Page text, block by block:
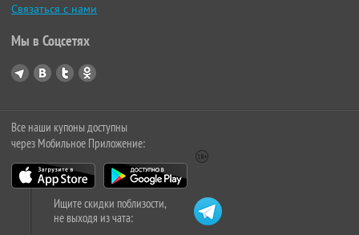
Связаться с нами
Мы в Соцсетях
Все наши купоны доступны
через Мобильное Приложение:
Ищите скидки поблизости,
не выходя из чата: